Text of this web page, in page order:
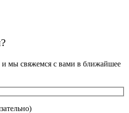
и мы свяжемся с вами в ближайшее